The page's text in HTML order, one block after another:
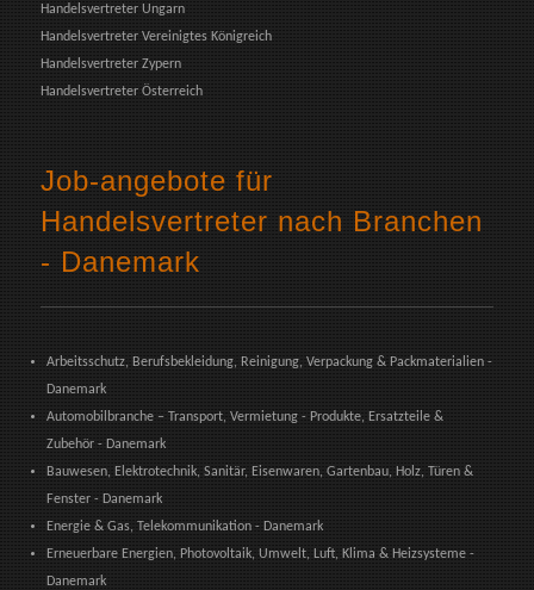
Handelsvertreter Ungarn
Handelsvertreter Vereinigtes Königreich
Handelsvertreter Zypern
Handelsvertreter Österreich
Job-angebote für
Handelsvertreter nach Branchen
- Danemark
Arbeitsschutz, Berufsbekleidung, Reinigung, Verpackung & Packmaterialien -
Danemark
Automobilbranche – Transport, Vermietung - Produkte, Ersatzteile &
Zubehör - Danemark
Bauwesen, Elektrotechnik, Sanitär, Eisenwaren, Gartenbau, Holz, Türen &
Fenster - Danemark
Energie & Gas, Telekommunikation - Danemark
Erneuerbare Energien, Photovoltaik, Umwelt, Luft, Klima & Heizsysteme -
Danemark